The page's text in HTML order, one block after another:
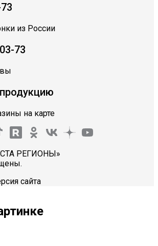
из России
73
на карте
РЕГИОНЫ»
сайта